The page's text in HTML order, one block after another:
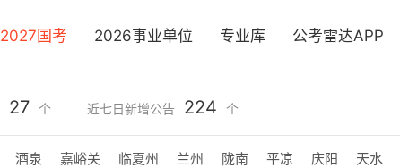
2027国考 2026事业单位 专业库 公考雷达APP
27 个 近七日新增公告 224 个
酒泉 嘉峪关 临夏州 兰州 陇南 平凉 庆阳 天水